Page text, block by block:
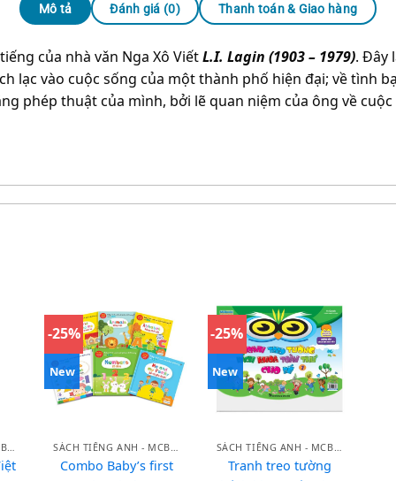
Mô tả Đánh giá (0) Thanh toán & Giao hàng
của nhà vǎn Nga Xô ViếtL.I. Lagin (1903 – 1979). Đây
lạc vào cuộc sống của một thành phố hiện đại; về tình
phép thuật của mình, bởi lẽ quan niệm của ông về
SÁCH TIẾNG ANH - MCBOOKS
-25%
New
SÁCH TIẾNG ANH - MCBOOKS
Combo Baby’s first
-25%
New
SÁCH TIẾNG ANH - MCBOOKS
Tranh treo tường